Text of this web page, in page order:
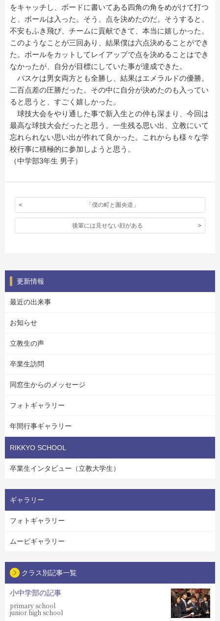
をキャッチし、ボードに書いてある四角の角をめがけて打つ
と、ボールは入った。そう、点を決めたのだ。そうすると、
不安もふき飛び、チームに貢献できて、本当に嬉しかった。
このようなことが三回あり、結果僕は六点決めることができ
た。ボールをカットしてレイアップで点を決めることはでき
なかったが、自分が目標にしていた事が達成できた。
バスケは男女両方とも全勝し、結果はエメラルドの優勝。
二百点差の圧勝だった。その中に自分が決めたのも入ってい
ると思うと、すごく嬉しかった。
球技大会をやり通した事で新入生との仲も深まり、今回は
最高な球技大会だったと思う。一生残る思い出、立教にいて
忘れられない思い出が作れて良かった。これからも様々な学
校行事に積極的に参加しようと思う。
（中学部3年生 男子）
「僕の町と圏央道」
後輩には見せない顔がある
更新情報
最近の出来事
お知らせ
立教生の声
卒業生訪問
同窓生からのメッセージ
フォトギャラリー
年間行事ギャラリー
RIKKYO SCHOOL
卒業生インタビュー（立教大学生）
ギャラリー
フォトギャラリー
ムービギャラリー
クラス別記事一覧
小中学部の記事
primary school
junior high school